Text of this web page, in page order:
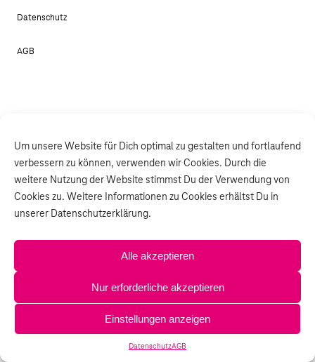
Um unsere Website für Dich optimal zu gestalten und fortlaufend
verbessern zu können, verwenden wir Cookies. Durch die
weitere Nutzung der Website stimmst Du der Verwendung von
Cookies zu. Weitere Informationen zu Cookies erhältst Du in
unserer Datenschutzerklärung.
Alle akzeptieren
Nur erforderliche akzeptieren
Einstellungen anzeigen
DatenschutzAGB
Datenschutz
AGB